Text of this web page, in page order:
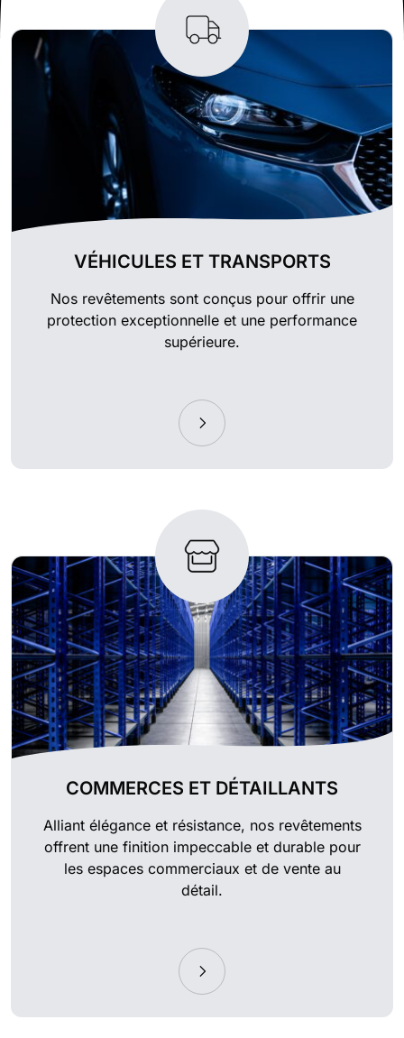
VÉHICULES ET TRANSPORTS
Nos revêtements sont conçus pour offrir une
protection exceptionnelle et une performance
supérieure.
COMMERCES ET DÉTAILLANTS
Alliant élégance et résistance, nos revêtements
offrent une finition impeccable et durable pour
les espaces commerciaux et de vente au
détail.